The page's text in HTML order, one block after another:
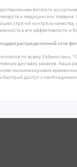
богатого
и медицинских товаров.
строгий контроль
в его эффективности и
распределенной сети
по всему Узбекистану,
доставку заказов. Наша
минимизировать
быстрый доступ к